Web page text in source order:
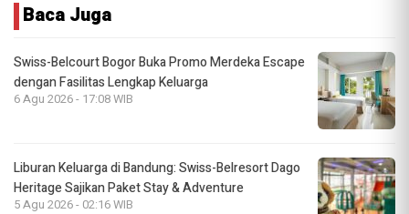
Baca Juga
Swiss-Belcourt Bogor Buka Promo Merdeka Escape
dengan Fasilitas Lengkap Keluarga
6 Agu 2026 - 17:08 WIB
Liburan Keluarga di Bandung: Swiss-Belresort Dago
Heritage Sajikan Paket Stay & Adventure
5 Agu 2026 - 02:16 WIB